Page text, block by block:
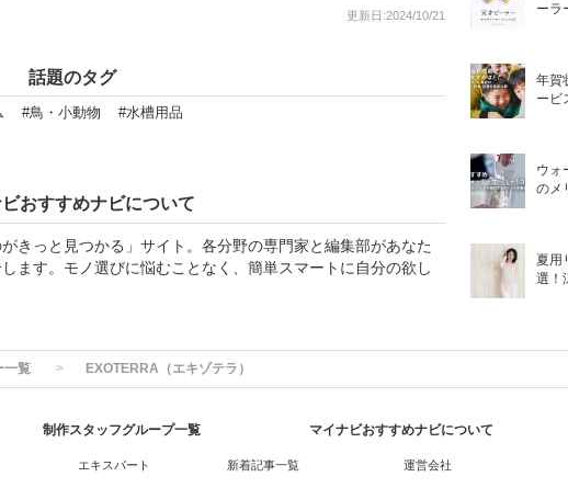
更新日:2024/10/21
話題のタグ
#鳥・小動物 #水槽用品
おすすめナビについて
きっと見つかる」サイト。各分野の専門家と編集部があなた
ます。モノ選びに悩むことなく、簡単スマートに自分の欲し
ーラ
年賀
ービ
ウォ
のメ
夏用
選！
一覧 EXOTERRA（エキゾテラ）
制作スタッフグループ一覧
エキスパート
マイナビおすすめナビについて
新着記事一覧 運営会社